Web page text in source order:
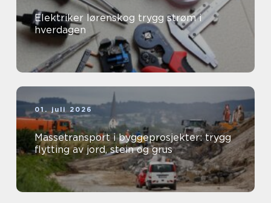
Elektriker lørenskog trygg strøm i
hverdagen
01. juli 2026
Massetransport i byggeprosjekter: trygg
flytting av jord, stein og grus